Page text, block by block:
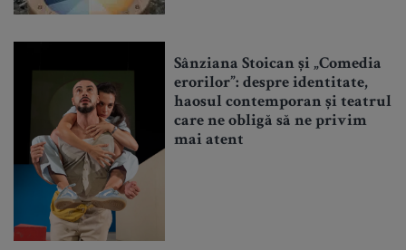
Sânziana Stoican și „Comedia
erorilor”: despre identitate,
haosul contemporan și teatrul
care ne obligă să ne privim
mai atent